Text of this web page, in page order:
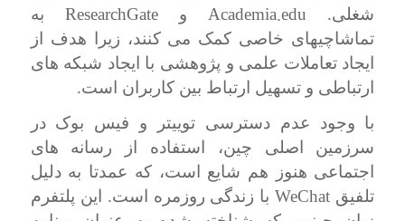
شغلی. Academia.edu وResearchGate
به
تماشاچیهای خاصی کمک می کنند، زیرا هدف از
ایجاد تعاملات علمی و پژوهشی با ایجاد شبکه های
ارتباطی و تسهیل ارتباط بین کاربران است.
با وجود عدم دسترسی توییتر و فیس بوک در
سرزمین اصلی چین، استفاده از رسانه های
اجتماعی هنوز هم شایع است، که عمدتا به دلیل
تلفیق WeChat با زندگی روزمره است. این پلتفرم